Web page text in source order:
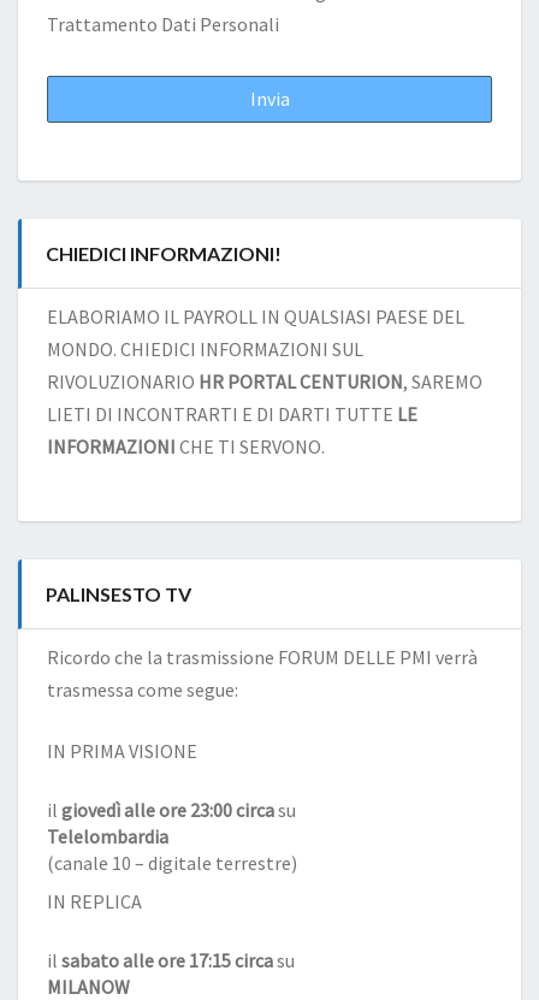
Trattamento Dati Personali
CHIEDICI INFORMAZIONI!
ELABORIAMO IL PAYROLL IN QUALSIASI PAESE DEL
MONDO. CHIEDICI INFORMAZIONI SUL
RIVOLUZIONARIO HR PORTAL CENTURION, SAREMO
LIETI DI INCONTRARTI E DI DARTI TUTTE LE
INFORMAZIONI CHE TI SERVONO.
PALINSESTO TV
Ricordo che la trasmissione FORUM DELLE PMI verrà
trasmessa come segue:
IN PRIMA VISIONE
il giovedì alle ore 23:00 circasu
Telelombardia
(canale 10 – digitale terrestre)
IN REPLICA
il sabato alle ore 17:15 circasu
MILANOW